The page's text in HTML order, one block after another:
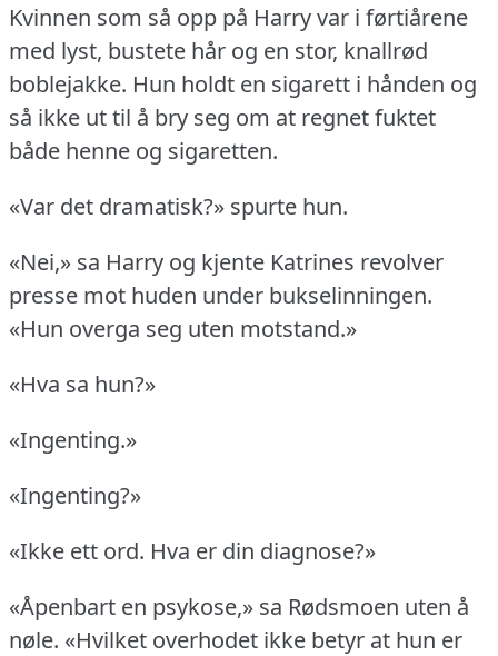
Kvinnen som så opp på Harry var i førtiårene
med lyst, bustete hår og en stor, knallrød
boblejakke. Hun holdt en sigarett i hånden og
så ikke ut til å bry seg om at regnet fuktet
både henne og sigaretten.
«Var det dramatisk?» spurte hun.
«Nei,» sa Harry og kjente Katrines revolver
presse mot huden under bukselinningen.
«Hun overga seg uten motstand.»
«Hva sa hun?»
«Ingenting.»
«Ingenting?»
«Ikke ett ord. Hva er din diagnose?»
«Åpenbart en psykose,» sa Rødsmoen uten å
nøle. «Hvilket overhodet ikke betyr at hun er